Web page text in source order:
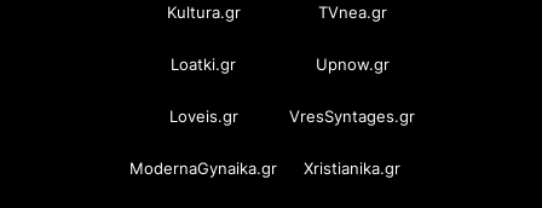
Kultura.gr TVnea.gr
Loatki.gr Upnow.gr
Loveis.gr VresSyntages.gr
ModernaGynaika.gr Xristianika.gr